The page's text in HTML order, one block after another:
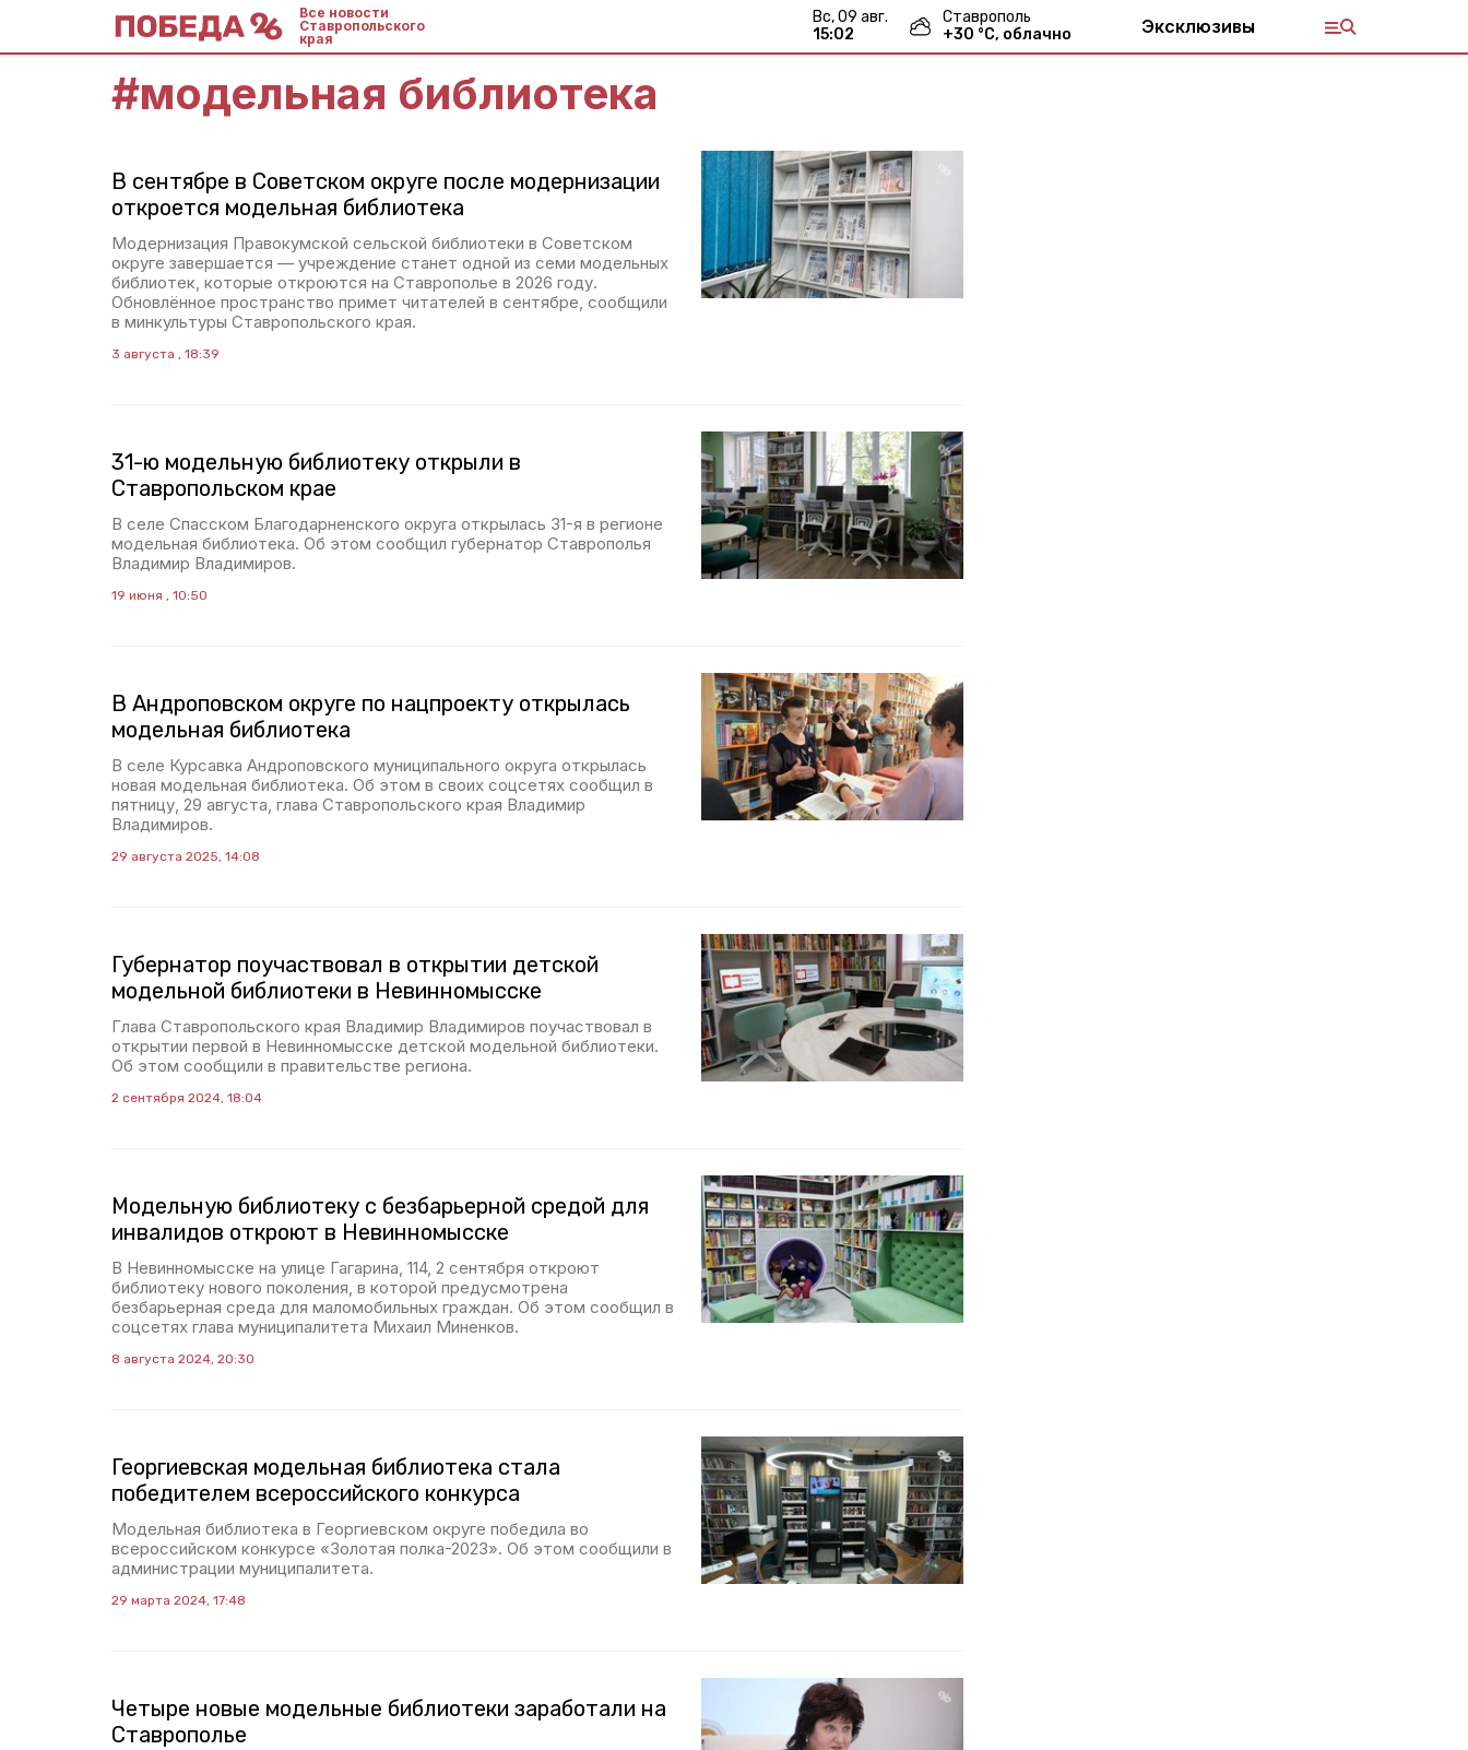
Все новости
Ставропольского
края
вс, 09 авг.
15:02
Ставрополь
+30 °С, облачно Эксклюзивы
#модельная библиотека
В сентябре в Советском округе после модернизации
откроется модельная библиотека
Модернизация Правокумской сельской библиотеки в Советском
округе завершается — учреждение станет одной из семи модельных
библиотек, которые откроются на Ставрополье в 2026 году.
Обновлённое пространство примет читателей в сентябре, сообщили
в минкультуры Ставропольского края.
3 августа , 18:39
31-ю модельную библиотеку открыли в
Ставропольском крае
В селе Спасском Благодарненского округа открылась 31-я в регионе
модельная библиотека. Об этом сообщил губернатор Ставрополья
Владимир Владимиров.
19 июня , 10:50
В Андроповском округе по нацпроекту открылась
модельная библиотека
В селе Курсавка Андроповского муниципального округа открылась
новая модельная библиотека. Об этом в своих соцсетях сообщил в
пятницу, 29 августа, глава Ставропольского края Владимир
Владимиров.
29 августа 2025, 14:08
Губернатор поучаствовал в открытии детской
модельной библиотеки в Невинномысске
Глава Ставропольского края Владимир Владимиров поучаствовал в
открытии первой в Невинномысске детской модельной библиотеки.
Об этом сообщили в правительстве региона.
2 сентября 2024, 18:04
Модельную библиотеку с безбарьерной средой для
инвалидов откроют в Невинномысске
В Невинномысске на улице Гагарина, 114, 2 сентября откроют
библиотеку нового поколения, в которой предусмотрена
безбарьерная среда для маломобильных граждан. Об этом сообщил в
соцсетях глава муниципалитета Михаил Миненков.
8 августа 2024, 20:30
Георгиевская модельная библиотека стала
победителем всероссийского конкурса
Модельная библиотека в Георгиевском округе победила во
всероссийском конкурсе «Золотая полка-2023». Об этом сообщили в
администрации муниципалитета.
29 марта 2024, 17:48
Четыре новые модельные библиотеки заработали на
Ставрополье